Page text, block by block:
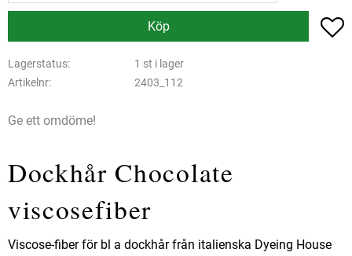
Köp
Lagerstatus
1 st i lager
Artikelnr
2403_112
Ge ett omdöme!
Dockhår Chocolate
viscosefiber
Viscose-fiber för bl a dockhår från italienska Dyeing House